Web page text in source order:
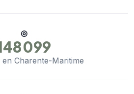
◎
099
en Charente-Maritime